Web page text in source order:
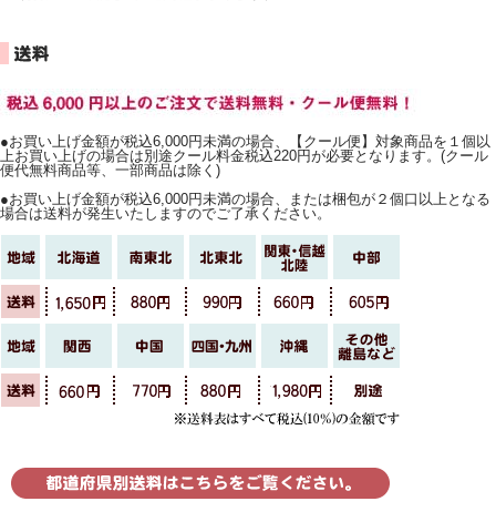
●お買い上げ金額が税込6,000円未満の場合、【クール便】対象商品を１個以
上お買い上げの場合は別途クール料金税込220円が必要となります。(クール
便代無料商品等、一部商品は除く)
●お買い上げ金額が税込6,000円未満の場合、または梱包が２個口以上となる
場合は送料が発生いたしますのでご了承ください。